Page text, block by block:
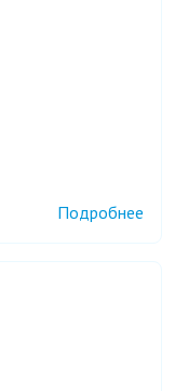
Подробнее